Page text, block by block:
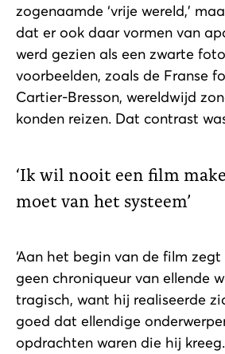
zogenaamde ‘vrije wereld,’
dat er ook daar vormen van
werd gezien als een zwarte
voorbeelden, zoals de Franse
Cartier-Bresson, wereldwijd
konden reizen. Dat contrast
Ik wil nooit een film
moet van het systeem
‘Aan het begin van de film zegt
geen chroniqueur van ellende
tragisch, want hij realiseerde
goed dat ellendige
opdrachten waren die hij